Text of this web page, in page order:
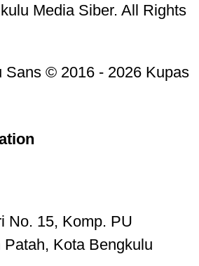
Media Siber. All Rights
Sans © 2016 - 2026 Kupas
No. 15, Komp. PU
Patah, Kota Bengkulu